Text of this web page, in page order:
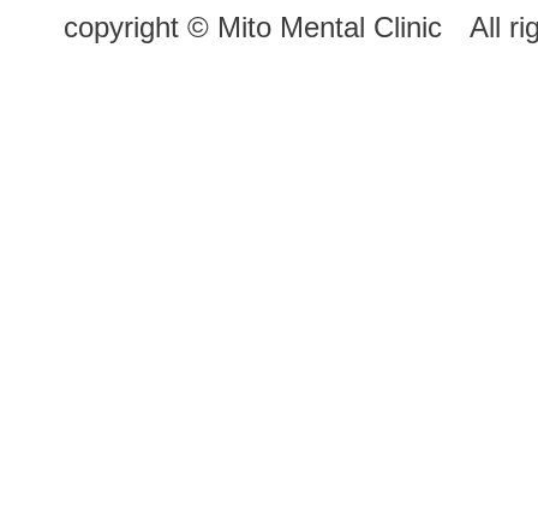
copyright © Mito Mental Clinic All